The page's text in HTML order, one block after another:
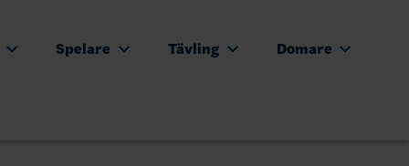
Spelare Tävling Domare